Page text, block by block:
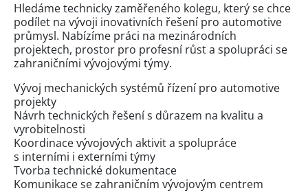
Hledáme technicky zaměřeného kolegu, který se chce
podílet na vývoji inovativních řešení pro automotive
průmysl. Nabízíme práci na mezinárodních
projektech, prostor pro profesní růst a spolupráci se
zahraničními vývojovými týmy.
Vývoj mechanických systémů řízení pro automotive
projekty
Návrh technických řešení s důrazem na kvalitu a
vyrobitelnosti
Koordinace vývojových aktivit a spolupráce
s interními i externími týmy
Tvorba technické dokumentace
Komunikace se zahraničním vývojovým centrem